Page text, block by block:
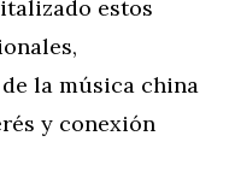
estos
la música china
y conexión